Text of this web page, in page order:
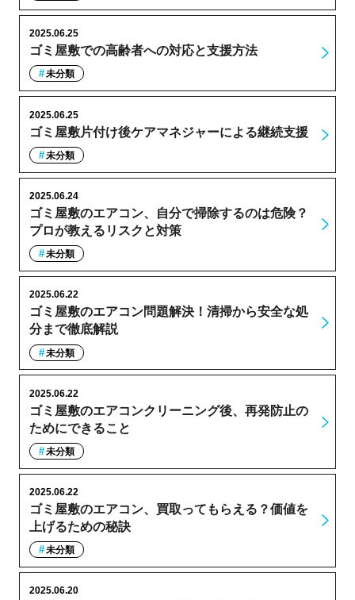
ゴミ屋敷での高齢者への対応と支援方法
2025.06.25
未分類
ゴミ屋敷片付け後ケアマネジャーによる継続支援
2025.06.25
未分類
ゴミ屋敷のエアコン、自分で掃除するのは危険？
プロが教えるリスクと対策
2025.06.24
未分類
ゴミ屋敷のエアコン問題解決！清掃から安全な処
分まで徹底解説
2025.06.22
未分類
ゴミ屋敷のエアコンクリーニング後、再発防止の
ためにできること
2025.06.22
未分類
ゴミ屋敷のエアコン、買取ってもらえる？価値を
上げるための秘訣
2025.06.22
未分類
2025.06.20